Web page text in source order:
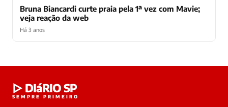
Bruna Biancardi curte praia pela 1ª vez com Mavie;
veja reação da web
Há 3 anos
online
▷ DIáRIO SP
SEMPRE PRIMEIRO